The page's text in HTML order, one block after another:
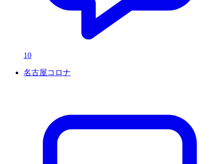
10
名古屋コロナ